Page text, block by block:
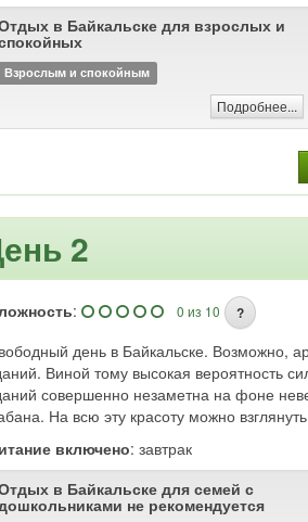
городом, долгое время
на российско-китайской торговле,
позднее на золотопромышленности; местом
ссылки. С 1803 года являлся
Сибирского, с 1822 по 1884 год —
Восточно-Сибирского генерал-губернаторства. В
пожаре 1879 года был сильно разрушен.
в Байкальске для взрослых и
Взрослым и спокойным
Подробнее...
2
: 0 из 10 ?
день в Байкальске. Возможно,
Виной тому высокая вероятность
совершенно незаметна на фоне
На всю эту красоту можно
включено: завтрак
в Байкальске для семей с
не рекомендуется